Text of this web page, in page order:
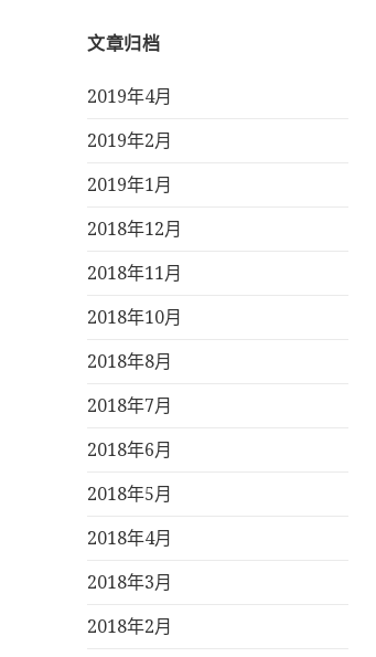
文章归档
2019年4月
2019年2月
2019年1月
2018年12月
2018年11月
2018年10月
2018年8月
2018年7月
2018年6月
2018年5月
2018年4月
2018年3月
2018年2月